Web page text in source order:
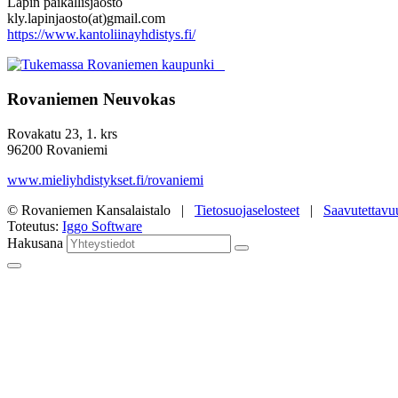
kly.lapinjaosto(at)gmail.com
https://www.kantoliinayhdistys.fi/
Rovaniemen Neuvokas
Rovakatu 23, 1. krs
96200 Rovaniemi
www.mieliyhdistykset.fi/rovaniemi
© Rovaniemen Kansalaistalo | Tietosuojaselosteet |
Toteutus: Iggo Software
Hakusana